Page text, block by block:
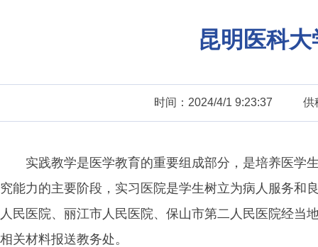
昆明医科
时间：2024/4/1 9:23:37 供
实践教学是医学教育的重要组成部分，是培养医学
究能力的主要阶段，实习医院是学生树立为病人服务和
人民医院、丽江市人民医院、保山市第二人民医院经当
相关材料报送教务处。